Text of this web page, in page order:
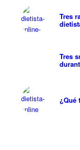
Tres
Tres
¿Qué